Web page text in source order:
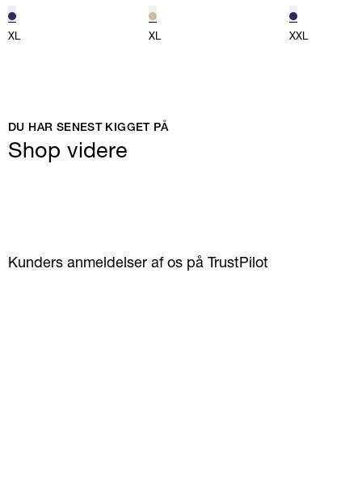
XL XL XXL
DU HAR SENEST KIGGET PÅ
Shop videre
Kunders anmeldelser af os på TrustPilot